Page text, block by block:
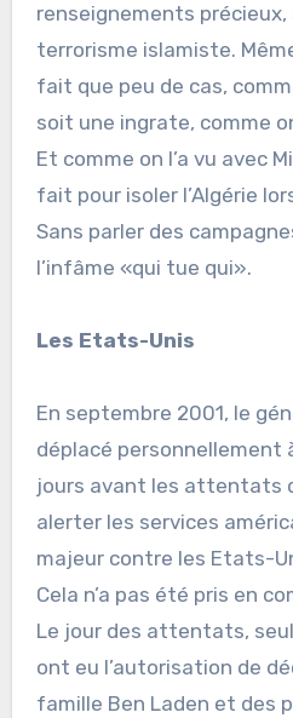
renseignements
terrorisme islamiste.
fait que peu de cas,
soit une ingrate, comme
Et comme on l’a vu avec
fait pour isoler l’Algérie
Sans parler des
l’infâme «qui tue qui».
Les Etats-Unis
En septembre 2001, le
déplacé personnellement
jours avant les attentats
alerter les services
majeur contre les Etats-
Cela n’a pas été pris en
Le jour des attentats,
ont eu l’autorisation de
famille Ben Laden et des